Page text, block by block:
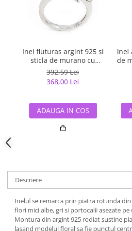
Inel fluturas argint 925 si
sticla de murano cu
margarete
392,59 Lei
368,00 Lei
ADAUGA IN COS
Inel
de
Descriere
Inelul se remarca prin piatra rotunda
flori mici albe, gri si portocalii asezate
Montura din argint 925 rodiat sustine
lasand modelul floral sa fie punctul